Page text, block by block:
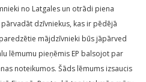
no Latgales un otrādi piena
dzīvniekus, kas ir pēdējā
mājdzīvnieki būs jāpārved
lēmumu pieņēmis EP balsojot par
noteikumos. Šāds lēmums izsaucis